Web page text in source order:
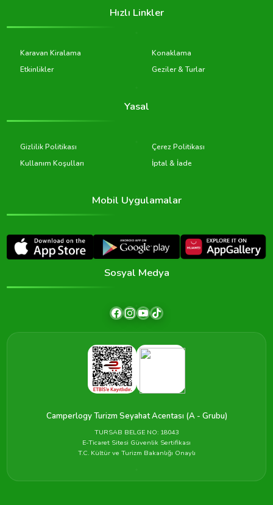
Hızlı Linkler
Karavan Kiralama
Konaklama
Etkinlikler
Geziler & Turlar
Yasal
Gizlilik Politikası
Çerez Politikası
Kullanım Koşulları
İptal & İade
Mobil Uygulamalar
Sosyal Medya
Camperlogy Turizm Seyahat Acentası (A - Grubu)
TURSAB BELGE NO: 18043
E-Ticaret Sitesi Güvenlik Sertifikası
T.C. Kültür ve Turizm Bakanlığı Onaylı